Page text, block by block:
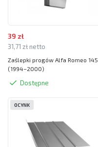
39 zł
31,71 zł netto
Zaślepki progów Alfa Romeo 145
(1994–2000)
Dostępne
OCYNK